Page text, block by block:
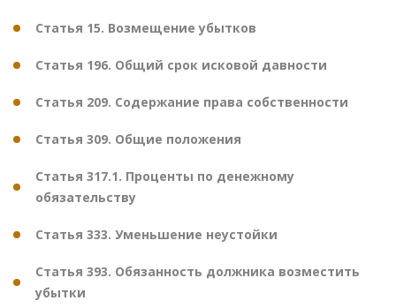
Статья 15. Возмещение убытков
Статья 196. Общий срок исковой давности
Статья 209. Содержание права собственности
Статья 309. Общие положения
Статья 317.1. Проценты по денежному
обязательству
Статья 333. Уменьшение неустойки
Статья 393. Обязанность должника возместить
убытки